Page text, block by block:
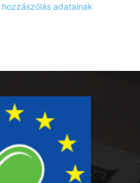
adatainak